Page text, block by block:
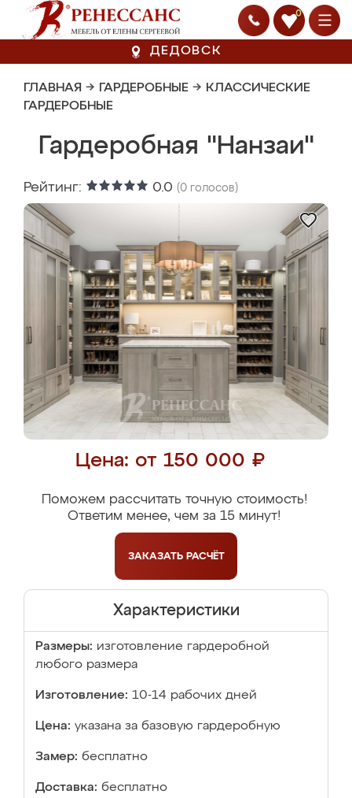
0
ДЕДОВСК
ГЛАВНАЯ → ГАРДЕРОБНЫЕ → КЛАССИЧЕСКИЕ
ГАРДЕРОБНЫЕ
Гардеробная "Нанзаи"
Рейтинг: 0.0 (0 голосов)
Цена: от 150 000 ₽
Поможем рассчитать точную стоимость!
Ответим менее, чем за 15 минут!
ЗАКАЗАТЬ РАСЧЁТ
Характеристики
Размеры: изготовление гардеробной
любого размера
Изготовление: 10-14 рабочих дней
Цена: указана за базовую гардеробную
Замер: бесплатно
Доставка: бесплатно